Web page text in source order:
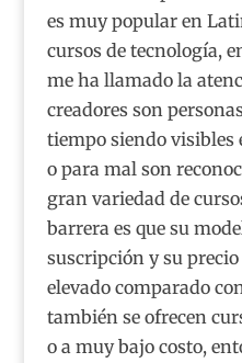
es muy popular en
cursos de tecnología,
me ha llamado la
creadores son
tiempo siendo visibles
o para mal son
gran variedad de
barrera es que su
suscripción y su
elevado comparado
también se ofrecen
o a muy bajo costo,